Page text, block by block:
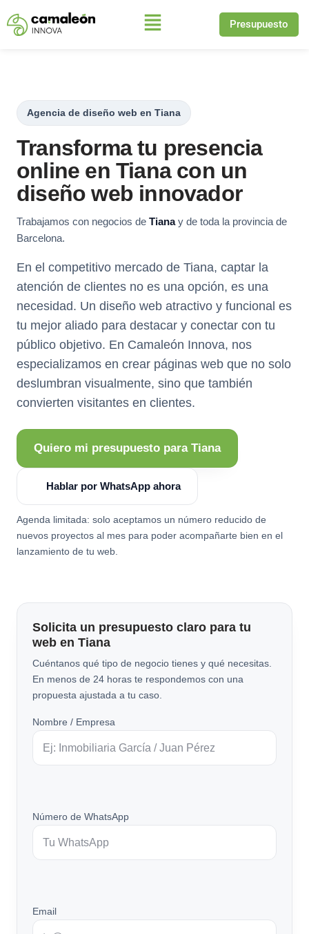
Saltar
Presupuesto
Agencia de diseño web en Tiana
Transforma tu presencia
online en Tiana con un
diseño web innovador
Trabajamos con negocios de Tianay de toda la provincia de
Barcelona.
En el competitivo mercado de Tiana, captar la
atención de clientes no es una opción, es una
necesidad. Un diseño web atractivo y funcional es
tu mejor aliado para destacar y conectar con tu
público objetivo. En Camaleón Innova, nos
especializamos en crear páginas web que no solo
deslumbran visualmente, sino que también
convierten visitantes en clientes.
Quiero mi presupuesto para Tiana
Hablar por WhatsApp ahora
Agenda limitada: solo aceptamos un número reducido de
nuevos proyectos al mes para poder acompañarte bien en el
lanzamiento de tu web.
Solicita un presupuesto claro para tu
web en Tiana
Cuéntanos qué tipo de negocio tienes y qué necesitas.
En menos de 24 horas te respondemos con una
propuesta ajustada a tu caso.
Nombre / Empresa
Número de WhatsApp
Email